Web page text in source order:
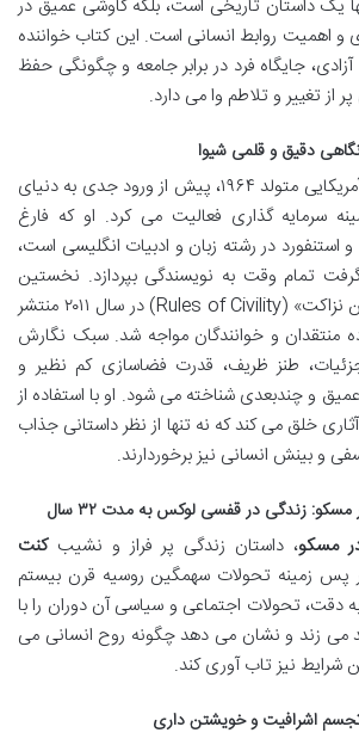
یک داستان تاریخی است، بلکه کاوشی عمیق در
و اهمیت روابط انسانی است. این کتاب خواننده
آزادی، جایگاه فرد در برابر جامعه و چگونگی حفظ
از تغییر و تلاطم وا می دارد.
نگاهی دقیق و قلمی شیوا
، رمان نویس آمریکایی متولد ۱۹۶۴، پیش از ورود جدی به دنیای
سرمایه گذاری فعالیت می کرد. او که فارغ
استنفورد در رشته زبان و ادبیات انگلیسی است،
تصمیم گرفت تمام وقت به نویسندگی بپردازد. نخستین
رمان او با عنوان «قوانین نزاکت» (Rules of Civility) در سال ۲۰۱۱ منتشر
منتقدان و خوانندگان مواجه شد. سبک نگارش
طنز ظریف، قدرت فضاسازی کم نظیر و
و چندبعدی شناخته می شود. او با استفاده از
خلق می کند که نه تنها از نظر داستانی جذاب
و بینش انسانی نیز برخوردارند.
زندگی در قفسی لوکس به مدت ۳۲ سال
مسکو، داستان زندگی پر فراز و نشیبکنت
پس زمینه تحولات سهمگین روسیه قرن بیستم
دقت، تحولات اجتماعی و سیاسی آن دوران را با
می زند و نشان می دهد چگونه روح انسانی می
شرایط نیز تاب آوری کند.
اشرافیت و خویشتن داری